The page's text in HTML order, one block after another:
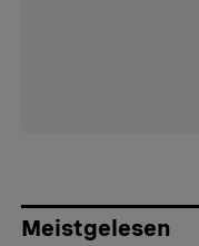
Meistgelesen